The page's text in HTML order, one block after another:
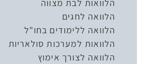
הלוואות לבת מצווה
הלוואה לחגים
הלוואה ללימודים בחו"ל
הלוואות למערכות סולאריות
הלוואה לצורך אימוץ